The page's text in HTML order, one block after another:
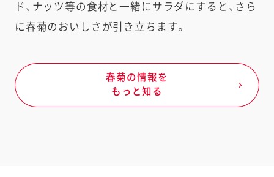
ド、ナッツ等の食材と一緒にサラダにすると、さら
に春菊のおいしさが引き立ちます。
春菊の情報を
もっと知る